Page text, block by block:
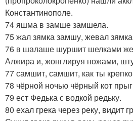
Константинополе.
74 яшма в замше замшела.
75 жал зямка замшу, жевал
76 в шалаше шуршит шелками
Алжира и, жонглируя ножами,
77 самшит, самшит, как ты
78 чёрной ночью чёрный кот
79 ест Федька с водкой редьку.
80 ехал грека через реку, видит